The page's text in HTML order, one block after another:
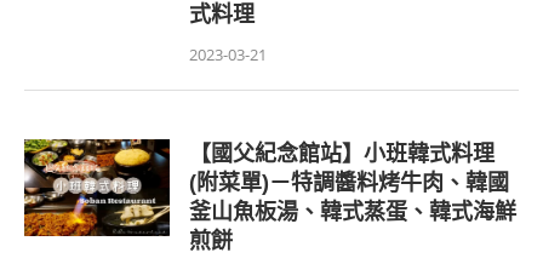
式料理
2023-03-21
【國父紀念館站】小班韓式料理
(附菜單)－特調醬料烤牛肉、韓國
釜山魚板湯、韓式蒸蛋、韓式海鮮
煎餅